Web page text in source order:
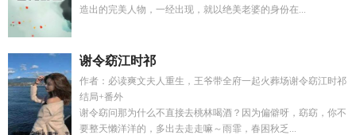
造出的完美人物，一经出现，就以绝美老婆的身份在...
谢令窈江时祁
作者：必读爽文夫人重生，王爷带全府一起火葬场谢令窈江时祁
结局+番外
谢令窈问那为什么不直接去桃林喝酒？因为偏僻呀，窈窈，你不
要整天懒洋洋的，多出去走走嘛～雨霏，春困秋乏...